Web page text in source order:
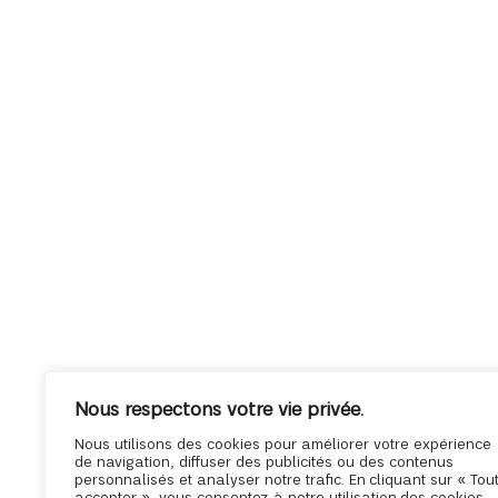
Nous respectons votre vie privée.
Nous utilisons des cookies pour améliorer votre expérience
de navigation, diffuser des publicités ou des contenus
personnalisés et analyser notre trafic. En cliquant sur « Tout